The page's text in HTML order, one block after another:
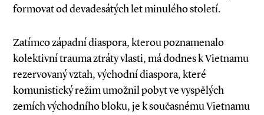
formovat od devadesátých let minulého století.
Zatímco západní diaspora, kterou poznamenalo
kolektivní trauma ztráty vlasti, má dodnes k Vietnamu
rezervovaný vztah, východní diaspora, které
komunistický režim umožnil pobyt ve vyspělých
zemích východního bloku, je k současnému Vietnamu